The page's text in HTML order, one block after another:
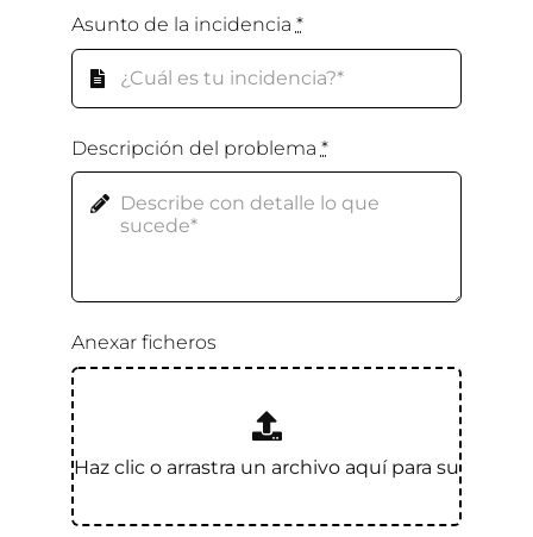
Asunto de la incidencia *
Descripción del problema *
Anexar ficheros